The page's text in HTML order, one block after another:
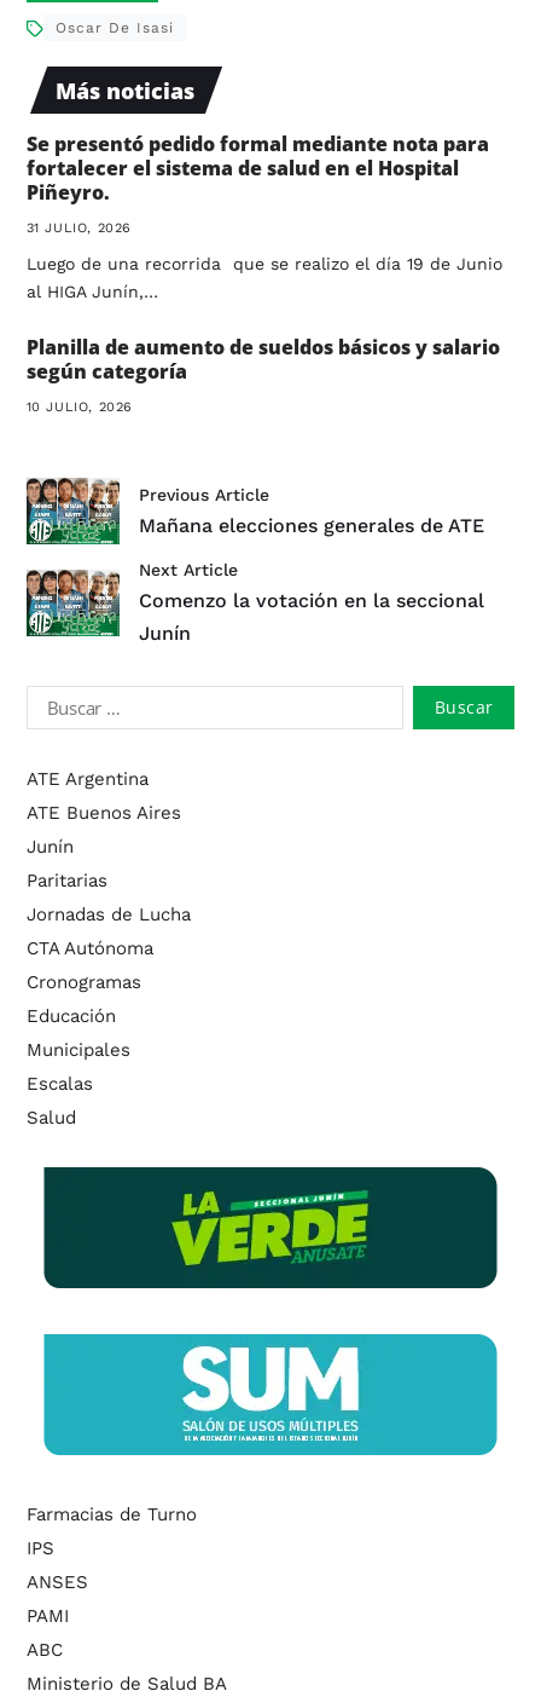
Oscar De Isasi
Más noticias
Se presentó pedido formal mediante nota para
fortalecer el sistema de salud en el Hospital
Piñeyro.
31 JULIO, 2026
Luego de una recorrida que se realizo el día 19 de Junio
al HIGA Junín,…
Planilla de aumento de sueldos básicos y salario
según categoría
10 JULIO, 2026
Previous Article
Mañana elecciones generales de ATE
Next Article
Comenzo la votación en la seccional
Junín
ATE Argentina
ATE Buenos Aires
Junín
Paritarias
Jornadas de Lucha
CTA Autónoma
Cronogramas
Educación
Municipales
Escalas
Salud
Farmacias de Turno
IPS
ANSES
PAMI
ABC
Ministerio de Salud BA